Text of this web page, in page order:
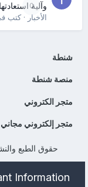
0
وآلية استعادتها
الأخبار· كتب
شنطة
منصة شنطة
متجر الكتروني
متجر إلكتروني مجاني
حقوق الطبع
Information